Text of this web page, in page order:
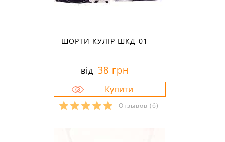
ШОРТИ КУЛІР ШКД-01
від 38 грн
Отзывов (6)